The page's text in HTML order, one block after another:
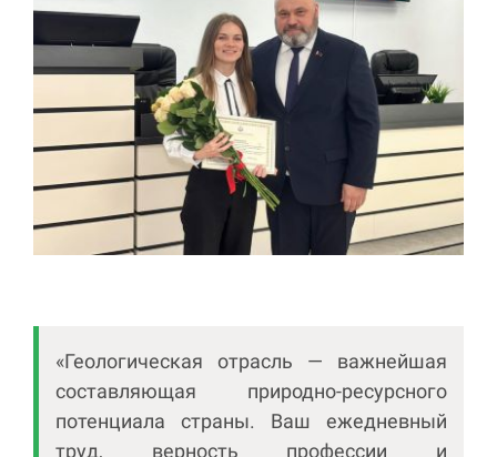
«Геологическая отрасль — важнейшая
составляющая природно-ресурсного
потенциала страны. Ваш ежедневный
труд, верность профессии и